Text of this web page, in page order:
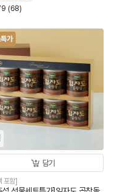
(68)
가
담기
포함]